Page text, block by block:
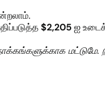
$2,205 ஐ
மட்டுமே.